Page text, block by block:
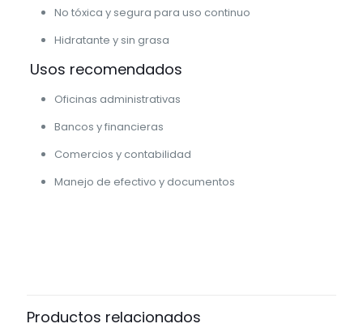
No tóxica y segura para uso continuo
Hidratante y sin grasa
Usos recomendados
Oficinas administrativas
Bancos y financieras
Comercios y contabilidad
Manejo de efectivo y documentos
Productos relacionados